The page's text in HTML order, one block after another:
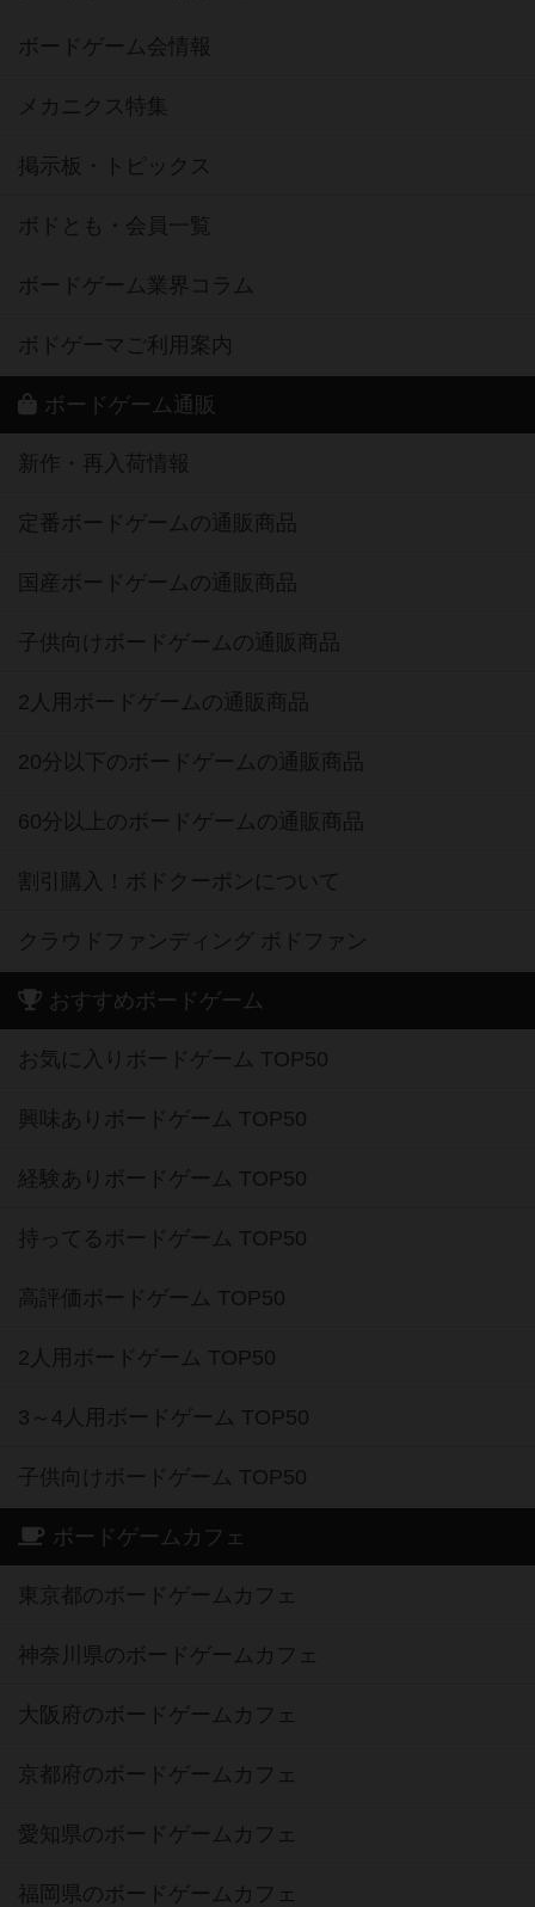
ボードゲーム会情報
メカニクス特集
掲示板・トピックス
ボドとも・会員一覧
ボードゲーム業界コラム
ボドゲーマご利用案内
ボードゲーム通販
新作・再入荷情報
定番ボードゲームの通販商品
国産ボードゲームの通販商品
子供向けボードゲームの通販商品
2人用ボードゲームの通販商品
20分以下のボードゲームの通販商品
60分以上のボードゲームの通販商品
割引購入！ボドクーポンについて
クラウドファンディング ボドファン
おすすめボードゲーム
お気に入りボードゲーム TOP50
興味ありボードゲーム TOP50
経験ありボードゲーム TOP50
持ってるボードゲーム TOP50
高評価ボードゲーム TOP50
2人用ボードゲーム TOP50
3～4人用ボードゲーム TOP50
子供向けボードゲーム TOP50
ボードゲームカフェ
東京都のボードゲームカフェ
神奈川県のボードゲームカフェ
大阪府のボードゲームカフェ
京都府のボードゲームカフェ
愛知県のボードゲームカフェ
福岡県のボードゲームカフェ